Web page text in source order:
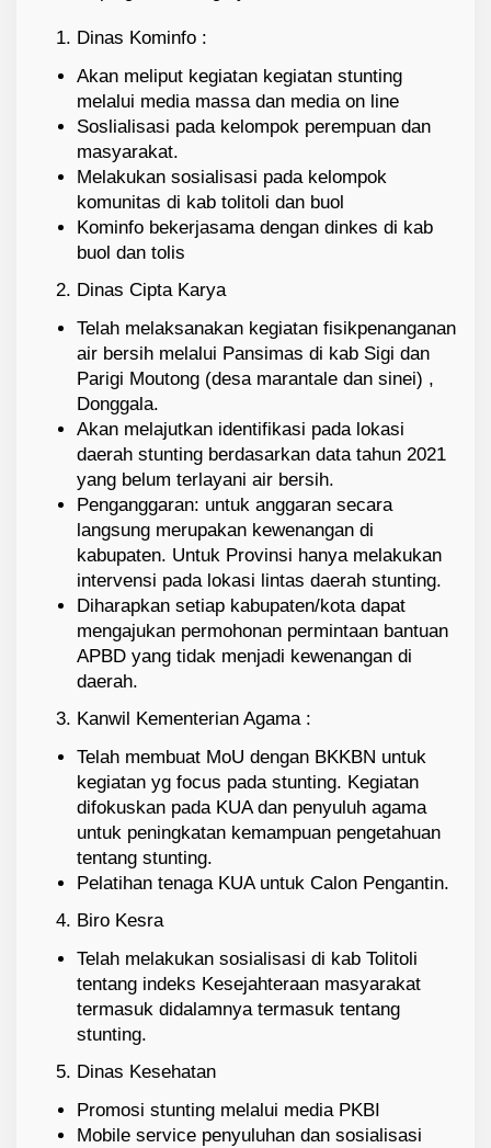
Dinas Kominfo :
Akan meliput kegiatan kegiatan stunting
melalui media massa dan media on line
Soslialisasi pada kelompok perempuan dan
masyarakat.
Melakukan sosialisasi pada kelompok
komunitas di kab tolitoli dan buol
Kominfo bekerjasama dengan dinkes di kab
buol dan tolis
Dinas Cipta Karya
Telah melaksanakan kegiatan fisikpenanganan
air bersih melalui Pansimas di kab Sigi dan
Parigi Moutong (desa marantale dan sinei) ,
Donggala.
Akan melajutkan identifikasi pada lokasi
daerah stunting berdasarkan data tahun 2021
yang belum terlayani air bersih.
Penganggaran: untuk anggaran secara
langsung merupakan kewenangan di
kabupaten. Untuk Provinsi hanya melakukan
intervensi pada lokasi lintas daerah stunting.
Diharapkan setiap kabupaten/kota dapat
mengajukan permohonan permintaan bantuan
APBD yang tidak menjadi kewenangan di
daerah.
Kanwil Kementerian Agama :
Telah membuat MoU dengan BKKBN untuk
kegiatan yg focus pada stunting. Kegiatan
difokuskan pada KUA dan penyuluh agama
untuk peningkatan kemampuan pengetahuan
tentang stunting.
Pelatihan tenaga KUA untuk Calon Pengantin.
Biro Kesra
Telah melakukan sosialisasi di kab Tolitoli
tentang indeks Kesejahteraan masyarakat
termasuk didalamnya termasuk tentang
stunting.
Dinas Kesehatan
Promosi stunting melalui media PKBI
Mobile service penyuluhan dan sosialisasi